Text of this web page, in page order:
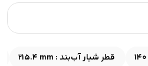
قطر شیار آب‌بند : 215.4 mm